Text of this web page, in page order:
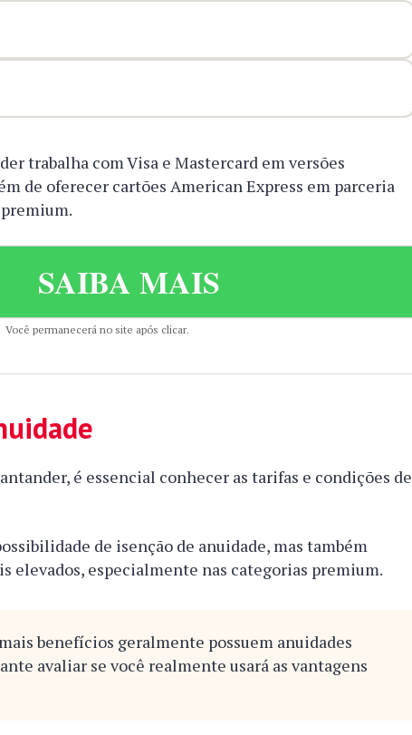
trabalha com Visa e Mastercard em versões
de oferecer cartões American Express em parceria
SAIBA MAIS
Você permanecerá no site após clicar.
é essencial conhecer as tarifas e condições de
de isenção de anuidade, mas também
elevados, especialmente nas categorias premium.
benefícios geralmente possuem anuidades
avaliar se você realmente usará as vantagens